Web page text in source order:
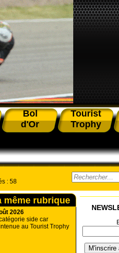
Bol
d'Or
Tourist
Trophy
: 58
même rubrique
2026
side car
au Tourist Trophy